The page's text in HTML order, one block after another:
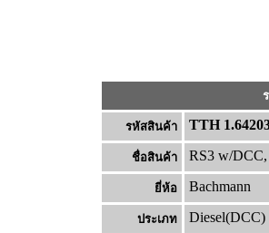
รหัสสินค้า TTH
ชื่อสินค้า RS3 w/
ยี่ห้อ Bachmann
ประเภท Diesel(DCC)